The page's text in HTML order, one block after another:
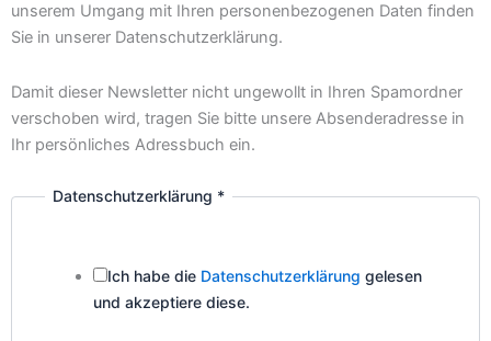
unserem Umgang mit Ihren personenbezogenen Daten finden
Sie in unserer Datenschutzerklärung.
Damit dieser Newsletter nicht ungewollt in Ihren Spamordner
verschoben wird, tragen Sie bitte unsere Absenderadresse in
Ihr persönliches Adressbuch ein.
Datenschutzerklärung *
Ich habe die Datenschutzerklärung gelesen
und akzeptiere diese.